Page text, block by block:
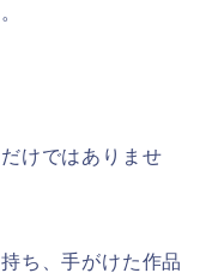
けではありませ
ち、手がけた作品